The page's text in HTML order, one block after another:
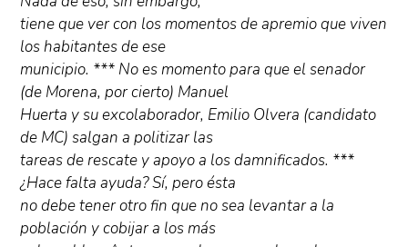
tiene que ver con los momentos de apremio que viven
los habitantes de ese
municipio. *** No es momento para que el senador
(de Morena, por cierto) Manuel
Huerta y su excolaborador, Emilio Olvera (candidato
de MC) salgan a politizar las
tareas de rescate y apoyo a los damnificados. ***
¿Hace falta ayuda? Sí, pero ésta
no debe tener otro fin que no sea levantar a la
población y cobijar a los más